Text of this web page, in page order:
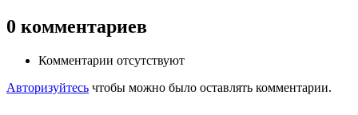
0 комментариев
Комментарии отсутствуют
Авторизуйтесь чтобы можно было оставлять комментарии.